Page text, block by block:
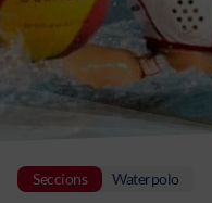
Seccions Waterpolo